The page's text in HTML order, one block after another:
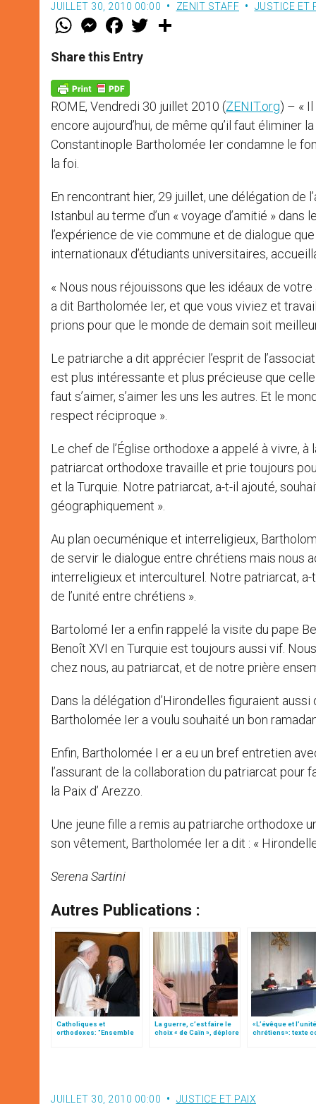
JUILLET 30, 2010 00:00 ZENIT STAFF JUSTICE ET
W
t
s
p
p
M
e
s
e
g
e
r
F
a
e
b
k
w
Share this Entry
ROME, Vendredi 30 juillet 2010 (ZENIT.org) – «
encore aujourd’hui, de même qu’il faut éliminer
Constantinople Bartholomée Ier condamne le
la foi.
En rencontrant hier, 29 juillet, une délégation de
Istanbul au terme d’un « voyage d’amitié »
l’expérience de vie commune et de dialogue
internationaux d’étudiants universitaires,
« Nous nous réjouissons que les idéaux de
a dit Bartholomée Ier, et que vous viviez et
prions pour que le monde de demain soit
Le patriarche a dit apprécier l’esprit de
est plus intéressante et plus précieuse que celle
faut s’aimer, s’aimer les uns les autres. Et le
respect réciproque ».
Le chef de l’Église orthodoxe a appelé à vivre,
patriarcat orthodoxe travaille et prie toujours
et la Turquie. Notre patriarcat, a-t-il ajouté,
géographiquement ».
Au plan oecuménique et interreligieux,
de servir le dialogue entre chrétiens mais nous
interreligieux et interculturel. Notre patriarcat,
de l’unité entre chrétiens ».
Bartolomé Ier a enfin rappelé la visite du pape
Benoît XVI en Turquie est toujours aussi vif.
chez nous, au patriarcat, et de notre prière
Dans la délégation d’Hirondelles figuraient
Bartholomée Ier a voulu souhaité un bon
Enfin, Bartholomée I er a eu un bref entretien
l’assurant de la collaboration du patriarcat pour
la Paix d’ Arezzo.
Une jeune fille a remis au patriarche orthodoxe
son vêtement, Bartholomée Ier a dit : «
Serena Sartini
Autres Publications :
Catholiques et
orthodoxes: "Ensemble
La guerre, c’est faire le
choix « de Caïn », déplore
«L’évêque et
chrétiens»: texte
JUILLET 30, 2010 00:00 JUSTICE ET PAIX